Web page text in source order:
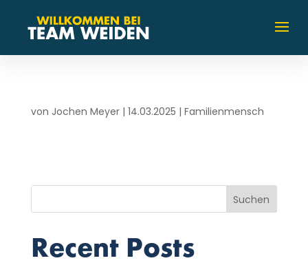
von Jochen Meyer| 14.03.2025 | Familienmensch
Suchen
Recent Posts